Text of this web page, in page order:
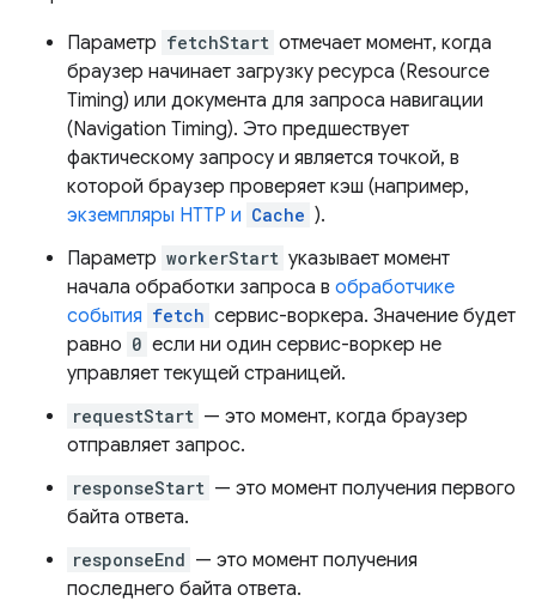
Параметр fetchStart отмечает момент, когда
браузер начинает загрузку ресурса (Resource
Timing) или документа для запроса навигации
(Navigation Timing). Это предшествует
фактическому запросу и является точкой, в
которой браузер проверяет кэш (например,
экземпляры HTTP и Cache ).
Параметр workerStart указывает момент
начала обработки запроса в обработчике
события fetch сервис-воркера. Значение будет
равно 0 если ни один сервис-воркер не
управляет текущей страницей.
requestStart — это момент, когда браузер
отправляет запрос.
responseStart — это момент получения первого
байта ответа.
responseEnd — это момент получения
последнего байта ответа.